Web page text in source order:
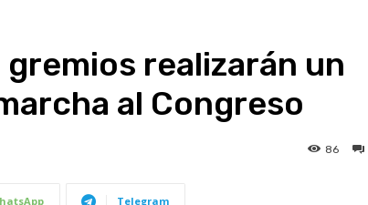
realizarán un
al Congreso
86
Telegram